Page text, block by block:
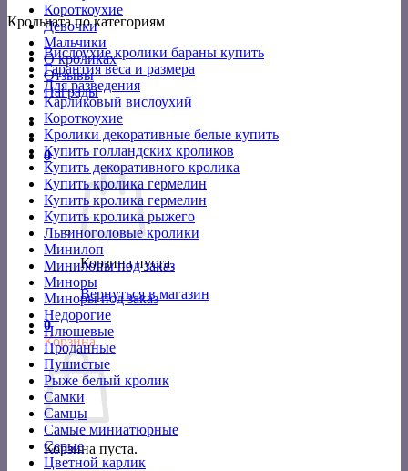
Короткоухие
Девочки
Мальчики
О кроликах
Отзывы
Награды
0
Корзина пуста.
Вернуться в магазин
0
Корзина
Корзина пуста.
Крольчата по категориям
Вислоухие кролики бараны купить
Гарантия веса и размера
Для разведения
Карликовый вислоухий
Короткоухие
Кролики декоративные белые купить
Купить голландских кроликов
Купить декоративного кролика
Купить кролика гермелин
Купить кролика гермелин
Купить кролика рыжего
Львиноголовые кролики
Минилоп
Минилопы под заказ
Миноры
Миноры под заказ
Недорогие
Плюшевые
Проданные
Пушистые
Рыже белый кролик
Самки
Самцы
Самые миниатюрные
Серые
Цветной карлик